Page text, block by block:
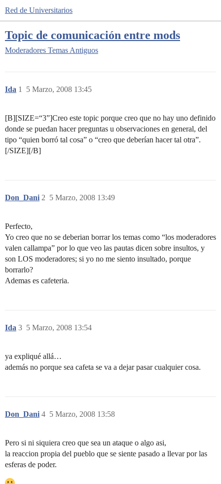
Red de Universitarios
Topic de comunicación entre mods
Moderadores Temas Antiguos
Ida 5 Marzo, 2008 13:45
1
[B][SIZE=“3”]Creo este topic porque creo que no hay uno definido
donde se puedan hacer preguntas u observaciones en general, del
tipo “quien borró tal cosa” o “creo que deberían hacer tal otra”.
[/SIZE][/B]
Don_Dani 5 Marzo, 2008 13:49
2
Perfecto,
Yo creo que no se deberian borrar los temas como “los moderadores
valen callampa” por lo que veo las pautas dicen sobre insultos, y
son LOS moderadores; si yo no me siento insultado, porque
borrarlo?
Ademas es cafeteria.
Ida 5 Marzo, 2008 13:54
3
ya expliqué allá…
además no porque sea cafeta se va a dejar pasar cualquier cosa.
Don_Dani 5 Marzo, 2008 13:58
4
Pero si ni siquiera creo que sea un ataque o algo asi,
la reaccion propia del pueblo que se siente pasado a llevar por las
esferas de poder.